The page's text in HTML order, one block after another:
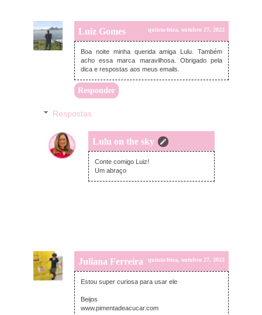
Luiz Gomes quinta-feira, outubro 27, 2022
Boa noite minha querida amiga Lulu. Também
acho essa marca maravilhosa. Obrigado pela
dica e respostas aos meus emails.
Responder
Respostas
Lulu on the sky
domingo, outubro 30, 2022
Conte comigo Luiz!
Um abraço
Juliana Ferreira quinta-feira, outubro 27, 2022
Estou super curiosa para usar ele
Beijos
www.pimentadeacucar.com